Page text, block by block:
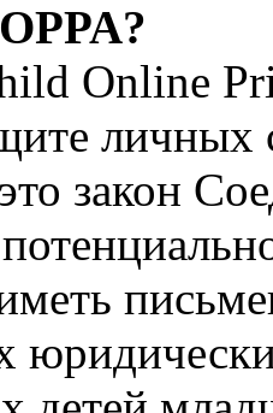
Online
личных
закон